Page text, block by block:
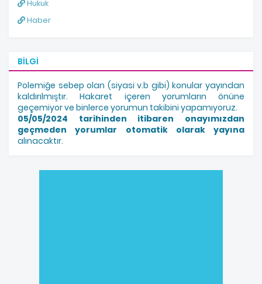
Hukuk
Haber
BILGI
Polemiğe sebep olan (siyasi v.b gibi) konular yayından
kaldırılmıştır. Hakaret içeren yorumların önüne
geçemiyor ve binlerce yorumun takibini yapamıyoruz.
05/05/2024 tarihinden itibaren onayımızdan
geçmeden yorumlar otomatik olarak yayına
alınacaktır.